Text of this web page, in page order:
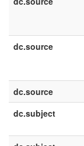
dc.source
dc.source
dc.subject